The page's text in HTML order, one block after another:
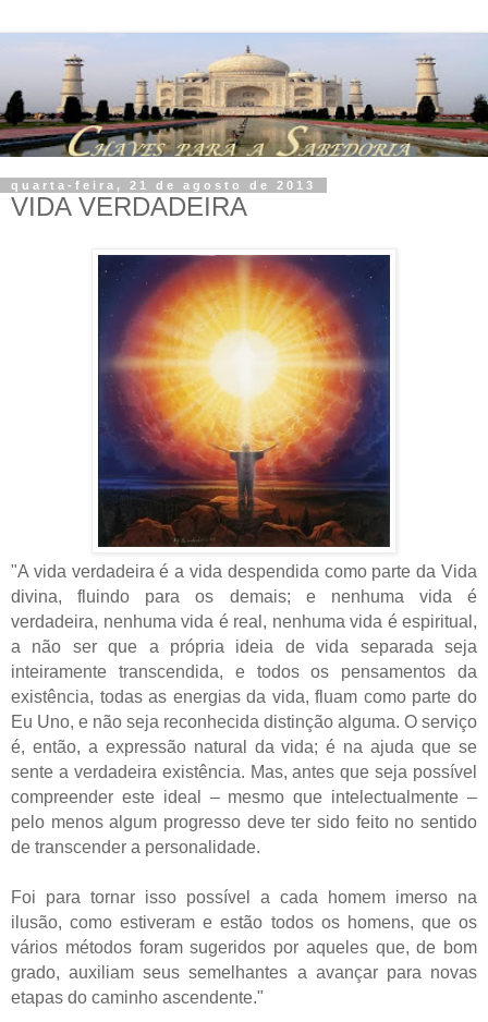
quarta-feira, 21 de agosto de 2013
VIDA VERDADEIRA
"A vida verdadeira é a vida despendida como parte da Vida
divina, fluindo para os demais; e nenhuma vida é
verdadeira, nenhuma vida é real, nenhuma vida é espiritual,
a não ser que a própria ideia de vida separada seja
inteiramente transcendida, e todos os pensamentos da
existência, todas as energias da vida, fluam como parte do
Eu Uno, e não seja reconhecida distinção alguma. O serviço
é, então, a expressão natural da vida; é na ajuda que se
sente a verdadeira existência. Mas, antes que seja possível
compreender este ideal – mesmo que intelectualmente –
pelo menos algum progresso deve ter sido feito no sentido
de transcender a personalidade.
Foi para tornar isso possível a cada homem imerso na
ilusão, como estiveram e estão todos os homens, que os
vários métodos foram sugeridos por aqueles que, de bom
grado, auxiliam seus semelhantes a avançar para novas
etapas do caminho ascendente."